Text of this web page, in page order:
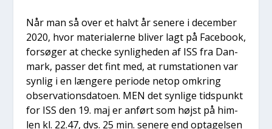
Når man så over et halvt år sene­re i decem­ber
2020, hvor mate­ri­a­ler­ne bli­ver lagt på Face­book,
for­sø­ger at checke syn­lig­he­den af ISS fra Dan­
mark, pas­ser det fint med, at rum­sta­tio­nen var
syn­lig i en læn­ge­re peri­o­de net­op omkring
obser­va­tions­da­to­en. MEN det syn­li­ge tids­punkt
for ISS den 19. maj er anført som højst på him­
len kl. 22.47, dvs. 25 min. sene­re end opta­gel­sen